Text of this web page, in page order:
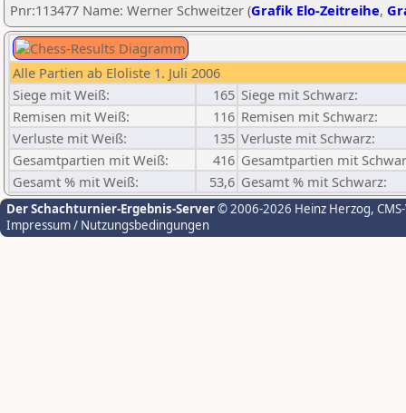
Pnr:113477 Name: Werner Schweitzer (Grafik Elo-Zeitreihe,
Alle Partien ab Eloliste 1. Juli 2006
Siege mit Weiß:
165 Siege mit Schwarz:
Remisen mit Weiß:
116 Remisen mit Schwarz:
Verluste mit Weiß:
135 Verluste mit Schwarz:
Gesamtpartien mit Weiß:
416 Gesamtpartien mit
Gesamt % mit Weiß:
53,6 Gesamt % mit Schwarz:
Der Schachturnier-Ergebnis-Server© 2006-2026 Heinz Herzog,
Impressum / Nutzungsbedingungen